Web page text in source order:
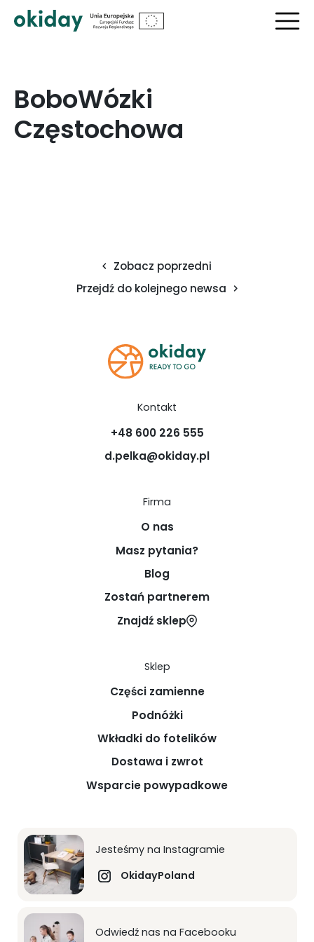
BoboWózki
Częstochowa
Zobacz poprzedni
Przejdź do kolejnego newsa
Kontakt
+48 600 226 555
d.pelka@okiday.pl
Firma
O nas
Masz pytania?
Blog
Zostań partnerem
Znajdź sklep
Sklep
Części zamienne
Podnóżki
Wkładki do fotelików
Dostawa i zwrot
Wsparcie powypadkowe
Jesteśmy na Instagramie
OkidayPoland
Odwiedź nas na Facebooku